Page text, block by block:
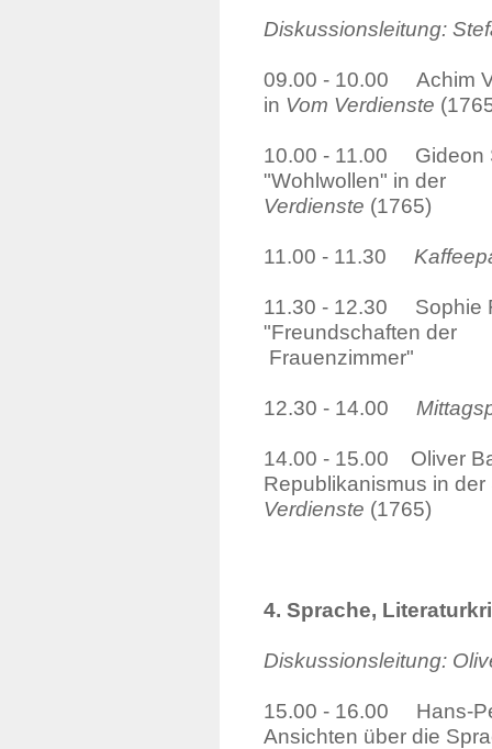
Diskussionsleitung:
09.00 - 10.00 Achim
in Vom Verdienste
10.00 - 11.00 Gideon
Verdienste (1765)
11.00 - 11.30
11.30 - 12.30 Sophie
Frauenzimmer"
12.30 - 14.00
14.00 - 15.00 Oliver
Republikanismus in
Verdienste (1765)
4. Sprache,
Diskussionsleitung:
15.00 - 16.00 Hans-
Ansichten über die